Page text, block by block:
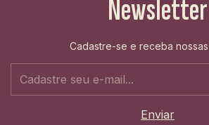
Newsletter
Cadastre-se e receba